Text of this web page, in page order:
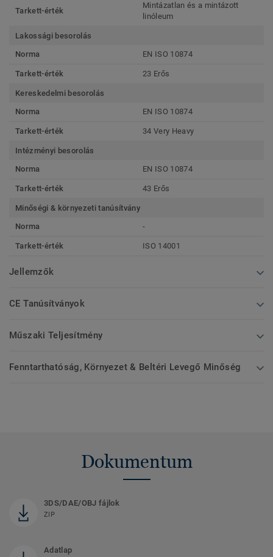
Tarkett-érték
Mintázatlan és a mintázott
linóleum
Lakossági besorolás
Norma
EN ISO 10874
Tarkett-érték 23 Erős
Kereskedelmi besorolás
Norma
EN ISO 10874
Tarkett-érték 34 Very Heavy
Intézményi besorolás
Norma
EN ISO 10874
Tarkett-érték 43 Erős
Minőségi & környezeti tanúsítvány
Norma
-
Tarkett-érték ISO 14001
Jellemzők
CE Tanúsítványok
Műszaki Teljesítmény
Fenntarthatóság, Környezet & Beltéri Levegő Minőség
Dokumentum
3DS/DAE/OBJ fájlok
ZIP
Adatlap